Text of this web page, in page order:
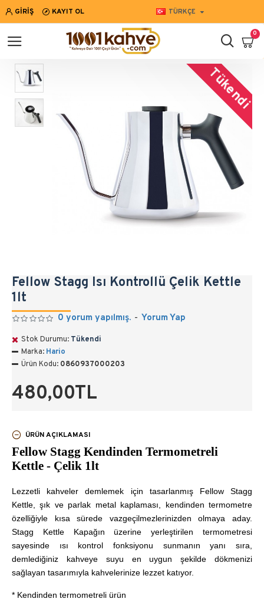
GIRIŞ KAYIT OL TÜRKÇE
0
Tükendi
Fellow Stagg Isı Kontrollü Çelik Kettle
1lt
0 yorum yapılmış. - Yorum Yap
480,00TL
Stok Durumu: Tükendi
Marka: Hario
Ürün Kodu: 0860937000203
ÜRÜN AÇIKLAMASI
Fellow Stagg Kendinden Termometreli
Kettle - Çelik 1lt
Lezzetli kahveler demlemek için tasarlanmış Fellow Stagg
Kettle, şık ve parlak metal kaplaması, kendinden termometre
özelliğiyle kısa sürede vazgeçilmezlerinizden olmaya aday.
Stagg Kettle Kapağın üzerine yerleştirilen termometresi
sayesinde ısı kontrol fonksiyonu sunmanın yanı sıra,
demlediğiniz kahveye suyu en uygun şekilde dökmenizi
sağlayan tasarımıyla kahvelerinize lezzet katıyor.
* Kendinden termometreli ürün